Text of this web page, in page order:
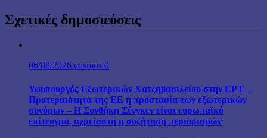
Σχετικές δημοσιεύσεις
06/08/2026 cosmos 0
Υφυπουργός Εξωτερικών Χατζηβασιλείου στην ΕΡΤ –
Προτεραιότητα της ΕΕ η προστασία των εξωτερικών
συνόρων – Η Συνθήκη Σένγκεν είναι ευρωπαϊκό
επίτευγμα, αχρείαστη η συζήτηση περιορισμών